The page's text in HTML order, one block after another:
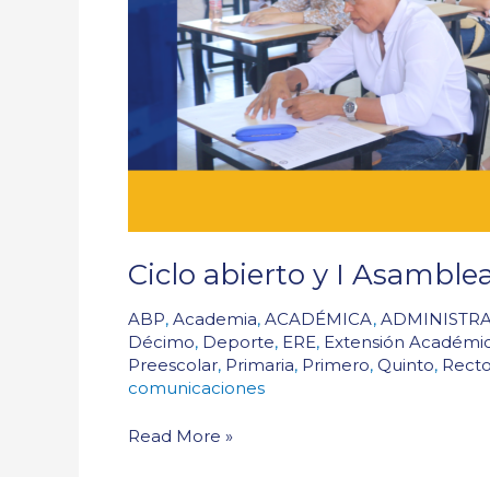
Ciclo abierto y I
ABP, Academia, ACADÉMICA,
Décimo, Deporte, ERE, Extensión
Preescolar, Primaria, Primero, Quinto,
comunicaciones
Read More »